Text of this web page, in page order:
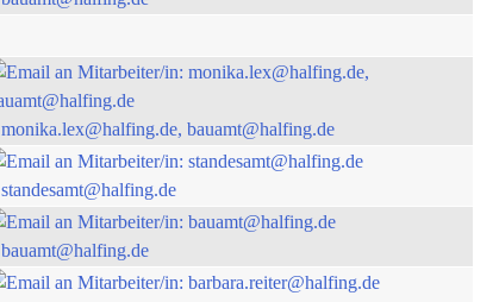
monika.lex@halfing.de, bauamt@halfing.de
standesamt@halfing.de
bauamt@halfing.de